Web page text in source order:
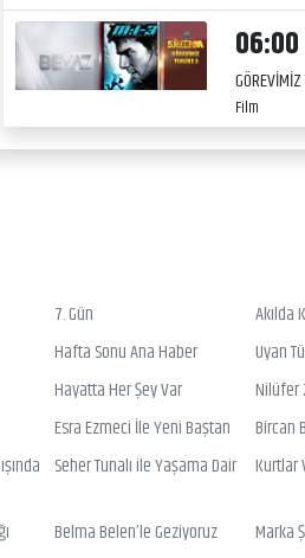
06:00
Film
7. Gün
Akılda
Hafta Sonu Ana Haber
Uyan
Hayatta Her Şey Var
Nilüfer
Esra Ezmeci İle Yeni Baştan
Bircan
Seher Tunalı ile Yaşama Dair Kurtlar
Belma Belen’le Geziyoruz
Marka